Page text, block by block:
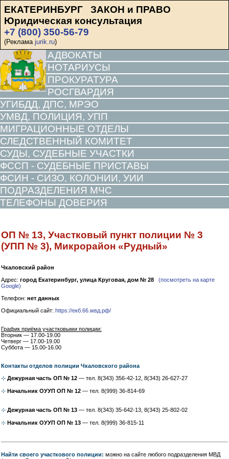
ЕКАТЕРИНБУРГ ЗАКОН и ПРАВО
Юридическая консультация
+7 (800) 350-56-79
(Реклама jurik.ru)
АДВОКАТЫ
НОТАРИУСЫ
ПРОКУРАТУРА
РОСГВАРДИЯ
УГИБДД, ДПС, МРЭО
УМВД, ПОЛИЦИЯ, УПП
МИГРАЦИОННЫЕ ОТДЕЛЫ
СЛЕДСТВЕННЫЙ КОМИТЕТ
СУДЫ, СУДЕБНЫЕ УЧАСТКИ
ФССП - СУДЕБНЫЕ ПРИСТАВЫ
ФСИН - СИЗО, КОЛОНИИ, УИИ
ПОДРАЗДЕЛЕНИЯ МЧС
ТЕЛЕФОНЫ ДОВЕРИЯ
ОП № 13, Участковый пункт полиции № 3
(УПП № 3), Микрорайон «Рудный»
Чкаловский район
Адрес: город Екатеринбург, улица Круговая, дом № 28
(посмотреть на карте
Google)
Телефон: нет данных
Официальный сайт: https://екб.66.мвд.рф/
График приёма участковыми полиции:
Вторник — 17.00-19.00
Четверг — 17.00-19.00
Суббота — 15.00-16.00
Контакты отделов полиции Чкаловского района
⊹ Дежурная часть ОП № 12 — тел. 8(343) 356-42-12, 8(343) 26-627-27
⊹ Начальник ОУУП ОП № 12 — тел. 8(999) 36-814-69
⊹ Дежурная часть ОП № 13 — тел. 8(343) 35-642-13, 8(343) 25-802-02
⊹ Начальник ОУУП ОП № 13 — тел. 8(999) 36-815-11
Найти своего участкового полиции: можно на сайте любого подразделения МВД